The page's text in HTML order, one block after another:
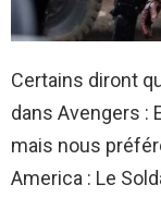
Certains diront
dans Avengers :
mais nous
America : Le